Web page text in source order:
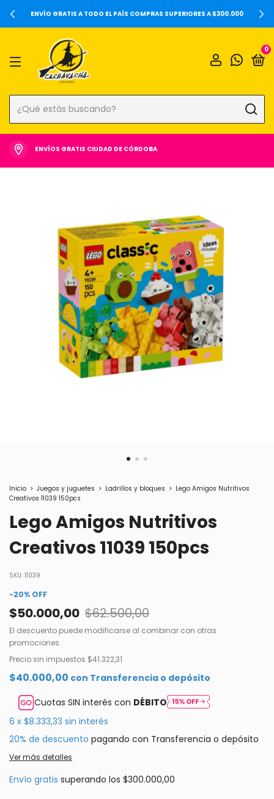
20%OFF SOBRE PRECIOS DE LOCALES Y 6 CUOTAS SIN INTERÉS ⚡️
0
ENVÍOS GRATIS CIUDAD DE CÓRDOBA
Inicio > Juegos y juguetes > Ladrillos y bloques > Lego Amigos Nutritivos
Creativos 11039 150pcs
Lego Amigos Nutritivos
Creativos 11039 150pcs
SKU: 11039
-20% OFF
$50.000,00 $62.500,00
El descuento puede modificarse al combinar con otras
promociones.
Precio sin impuestos $41.322,31
$40.000,00 con Transferencia o depósito
Cuotas SIN interés con DÉBITO
6 x $8.333,33 sin interés
20% de descuento pagando con Transferencia o depósito
Ver más detalles
Envío gratis superando los $300.000,00